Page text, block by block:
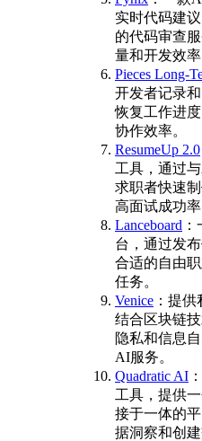
实时代码建
的代码审查
量和开发效率
Pieces Long-
开发者记录
恢复工作进
协作效率。
ResumeUp 2.0
工具，通过
求职者快速
高面试成功率
Lanceboard
台，通过发
合适的自由
任务。
Venice ：提
结合区块链
隐私和信息
AI服务。
Quadratic AI
工具，提供
接于一体的
据洞察和创建